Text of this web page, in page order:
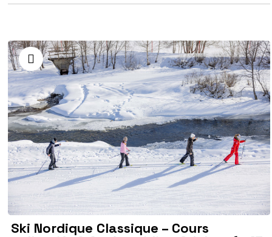
Ski Nordique Classique – Cours